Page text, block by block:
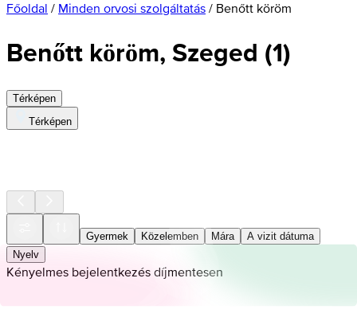
Főoldal / Minden orvosi szolgáltatás / Benőtt köröm
Benőtt köröm, Szeged (1)
Térképen
Térképen
Gyermek Közelemben Mára
A vizit dátuma
Nyelv
Kényelmes bejelentkezés díjmentesen